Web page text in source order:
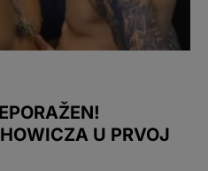
U PRVOJ